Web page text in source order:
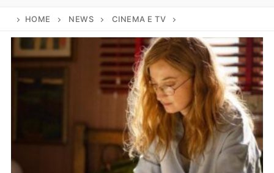
Viaggi
Zodiaco
HOME NEWS CINEMA E TV